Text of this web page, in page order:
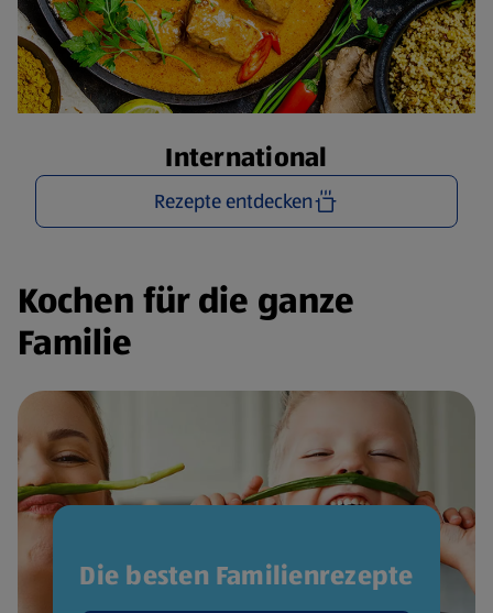
International
Rezepte entdecken
Kochen für die ganze
Familie
Die besten Familienrezepte